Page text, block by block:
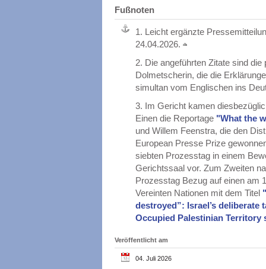
Fußnoten
1. Leicht ergänzte
24.04.2026.
2. Die angeführten Zitate sind
Dolmetscherin, die die
simultan vom Englischen ins
3. Im Gericht kamen
Einen die Reportage "What the
und Willem Feenstra, die den
European Presse Prize
siebten Prozesstag in einem
Gerichtssaal vor. Zum Zweiten
Prozesstag Bezug auf einen am
Vereinten Nationen mit dem Titel
destroyed”: Israel’s
Occupied Palestinian Territory
Veröffentlicht am
04. Juli 2026